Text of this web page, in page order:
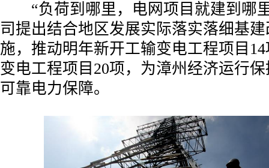
“负荷到哪里，电网项目就建到哪里
司提出结合地区发展实际落实落细基
施，推动明年新开工输变电工程项目
变电工程项目20项，为漳州经济运行
可靠电力保障。